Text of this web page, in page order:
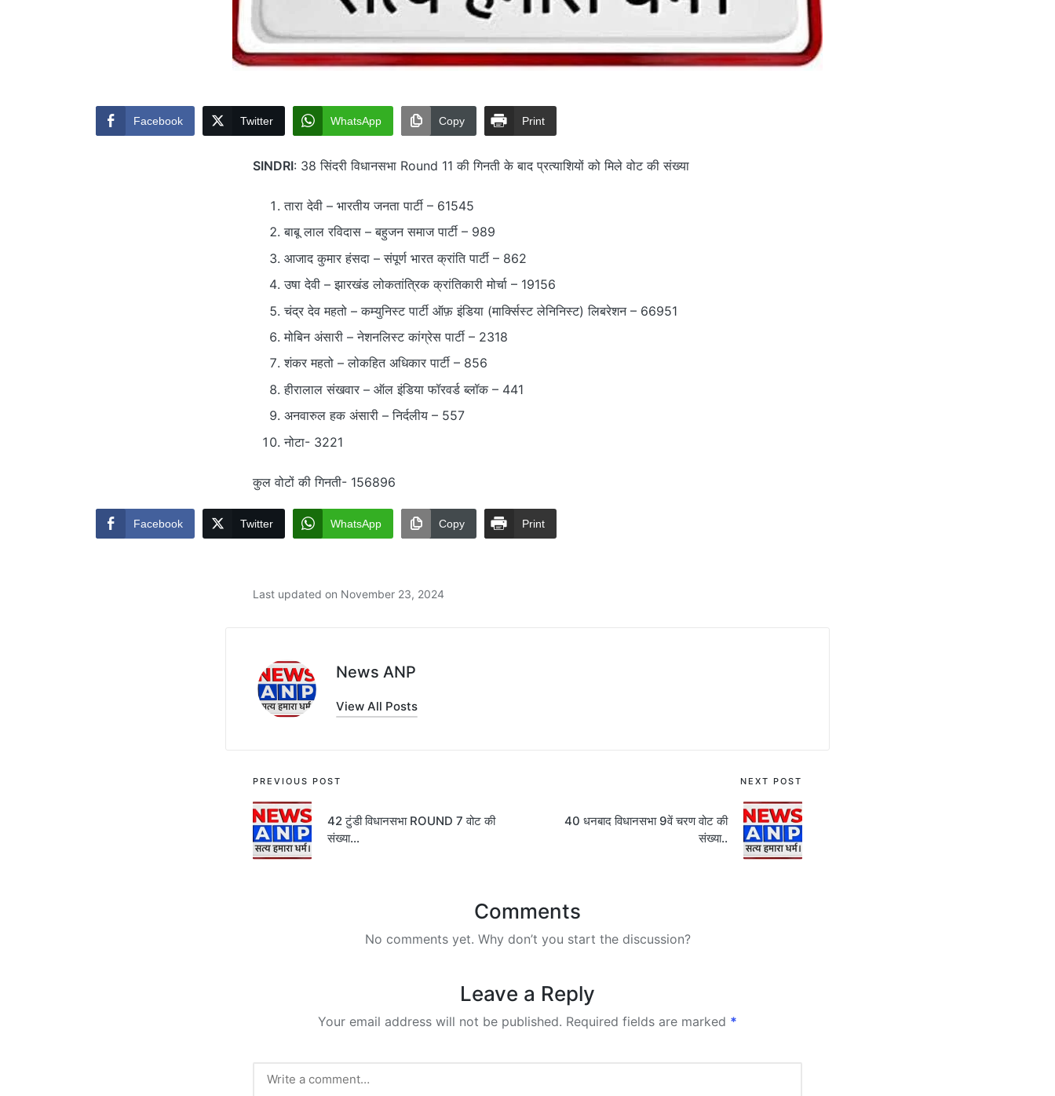
Facebook Twitter WhatsApp Copy Print
SINDRI: 38 सिंदरी विधानसभा Round 11 की गिनती के बाद प्रत्याशियों को मिले वोट की संख्या
तारा देवी – भारतीय जनता पार्टी – 61545
बाबू लाल रविदास – बहुजन समाज पार्टी – 989
आजाद कुमार हंसदा – संपूर्ण भारत क्रांति पार्टी – 862
उषा देवी – झारखंड लोकतांत्रिक क्रांतिकारी मोर्चा – 19156
चंद्र देव महतो – कम्युनिस्ट पार्टी ऑफ़ इंडिया (मार्क्सिस्ट लेनिनिस्ट) लिबरेशन – 66951
मोबिन अंसारी – नेशनलिस्ट कांग्रेस पार्टी – 2318
शंकर महतो – लोकहित अधिकार पार्टी – 856
हीरालाल संखवार – ऑल इंडिया फॉरवर्ड ब्लॉक – 441
अनवारुल हक अंसारी – निर्दलीय – 557
नोटा- 3221
कुल वोटों की गिनती- 156896
Facebook Twitter WhatsApp Copy Print
Last updated on November 23, 2024
News ANP
View All Posts
Post
navigation
PREVIOUS POST
42 टुंडी विधानसभा ROUND 7 वोट की
संख्या…
NEXT POST
40 धनबाद विधानसभा 9वें चरण वोट की
संख्या..
Comments
No comments yet. Why don’t you start the discussion?
Leave a Reply
Your email address will not be published. Required fields are marked *